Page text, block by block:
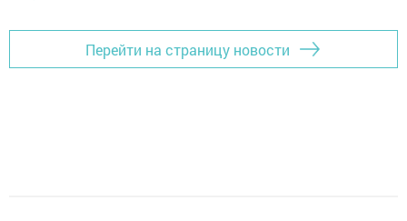
Перейти на страницу новости